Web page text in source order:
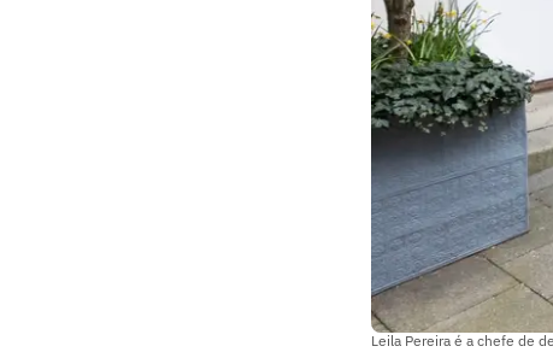
Leila Pereira é a chefe de